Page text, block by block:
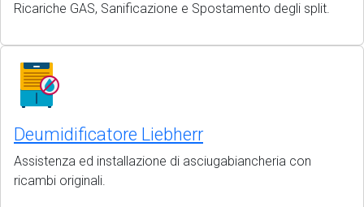
Ricariche GAS, Sanificazione e Spostamento degli split.
Deumidificatore Liebherr
Assistenza ed installazione di asciugabiancheria con
ricambi originali.